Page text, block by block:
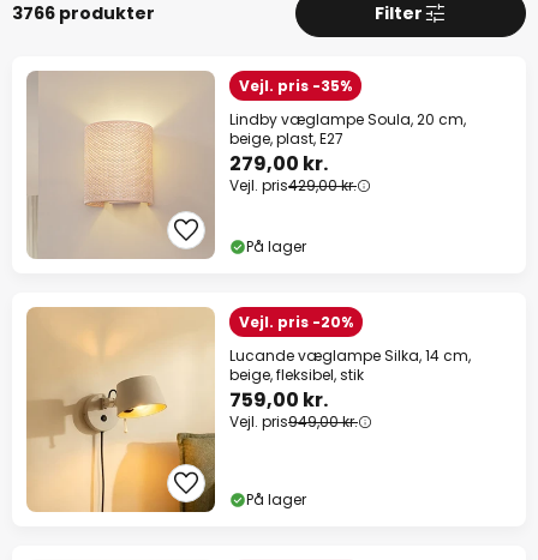
3766 produkter Filter
Vejl. pris -35%
Lindby væglampe Soula, 20 cm,
beige, plast, E27
279,00 kr.
Vejl. pris429,00 kr.
På lager
Vejl. pris -20%
Lucande væglampe Silka, 14 cm,
beige, fleksibel, stik
759,00 kr.
Vejl. pris949,00 kr.
På lager
*Ekskluderede producenter